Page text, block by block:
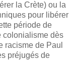
la Crète) ou la
pour libérer
période de
colonialisme dès
racisme de Paul
préjugés de